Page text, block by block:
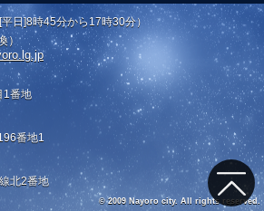
平日]8時45分から17時30分）
）
1番地
番地1
北2番地
© 2009 Nayoro city. All rights reserved.